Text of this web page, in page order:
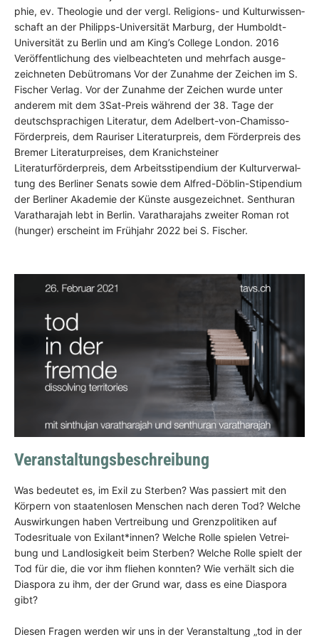
phie, ev. Theo­lo­gie und der vergl. Reli­gi­ons- und Kul­tur­wis­sen­
schaft an der Philipps-Universität Mar­burg, der Humboldt-
Universität zu Ber­lin und am King’s Col­lege Lon­don. 2016
Veröffentlichung des viel­be­ach­te­ten und mehr­fach aus­ge-
zeich­ne­ten Debütromans Vor der Zunah­me der Zei­chen im S.
Fischer Ver­lag. Vor der Zunah­me der Zei­chen wur­de unter
ande­rem mit dem 3Sat-Preis während der 38. Tage der
deutsch­spra­chi­gen Lite­ra­tur, dem Adelbert-von-Chamisso-
Förderpreis, dem Rau­ri­ser Lite­ra­tur­preis, dem Förderpreis des
Bre­mer Lite­ra­tur­prei­ses, dem Kra­nich­stei­ner
Literaturförderpreis, dem Arbeits­sti­pen­di­um der Kul­tur­ver­wal­
tung des Ber­li­ner Senats sowie dem Alfred-Döblin-Stipendium
der Ber­li­ner Aka­de­mie der Künste aus­ge­zeich­net. Sen­th­uran
Varat­ha­ra­jah lebt in Ber­lin. Varat­ha­ra­jahs zwei­ter Roman rot
(hun­ger) erscheint im Frühjahr 2022 bei S. Fischer.
Veranstaltungsbeschreibung
Was bedeu­tet es, im Exil zu Ster­ben? Was pas­siert mit den
Körpern von staa­ten­lo­sen Men­schen nach deren Tod? Wel­che
Aus­wir­kun­gen haben Ver­trei­bung und Grenz­po­li­ti­ken auf
Todes­ri­tua­le von Exilant*innen? Wel­che Rol­le spie­len Vetrei­
bung und Land­lo­sig­keit beim Ster­ben? Wel­che Rol­le spielt der
Tod für die, die vor ihm flie­hen konn­ten? Wie verhält sich die
Dia­spo­ra zu ihm, der der Grund war, dass es eine Dia­spo­ra
gibt?
Die­sen Fra­gen wer­den wir uns in der Ver­an­stal­tung „tod in der